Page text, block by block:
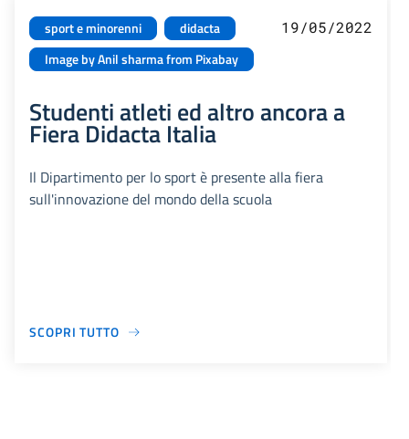
sport e minorenni
didacta
Image by Anil sharma from Pixabay
19/05/2022
Studenti atleti ed altro ancora a
Fiera Didacta Italia
Il Dipartimento per lo sport è presente alla fiera
sull'innovazione del mondo della scuola
SCOPRI TUTTO